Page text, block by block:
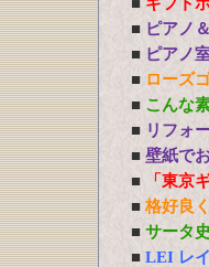
■ ピアノ
■ ピアノ
■ ローズ
■ こんな
■ リフォ
■ 壁紙で
■
「東京
■ 格好良
■ サータ
■ LEI レ